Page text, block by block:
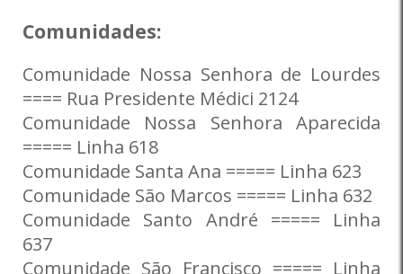
Comunidades:
Comunidade Nossa Senhora de Lourdes
==== Rua Presidente Médici 2124
Comunidade Nossa Senhora Aparecida
===== Linha 618
Comunidade Santa Ana ===== Linha 623
Comunidade São Marcos ===== Linha 632
Comunidade Santo André ===== Linha
637
Comunidade São Francisco ===== Linha